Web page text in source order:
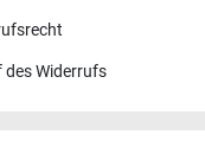
des Widerrufs